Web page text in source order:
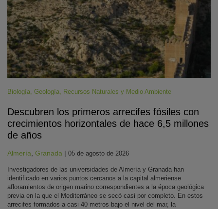
Biología, Geología, Recursos Naturales y Medio Ambiente
Descubren los primeros arrecifes fósiles con
crecimientos horizontales de hace 6,5 millones
de años
Almería Granada | 05 de agosto de 2026
Investigadores de las universidades de Almería y Granada han
identificado en varios puntos cercanos a la capital almeriense
afloramientos de origen marino correspondientes a la época geológica
previa en la que el Mediterráneo se secó casi por completo. En estos
arrecifes formados a casi 40 metros bajo el nivel del mar, la